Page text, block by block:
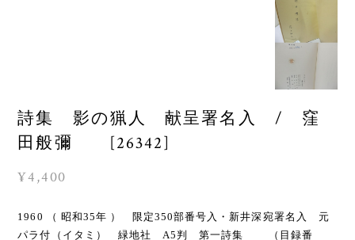
詩集 影の猟人 献呈署名入 / 窪
田般彌 [26342]
¥4,400
1960 （ 昭和35年 ） 限定350部番号入・新井深宛署名入 元
パラ付（イタミ） 緑地社 A5判 第一詩集 （目録番